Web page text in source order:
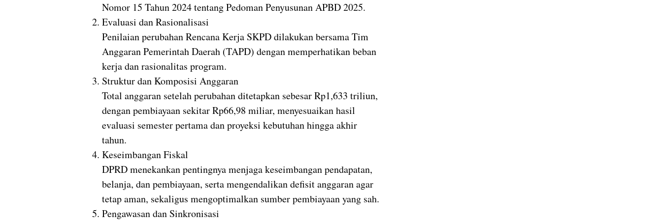
Nomor 15 Tahun 2024tentang Pedoman Penyusunan APBD 2025.
Evaluasi dan Rasionalisasi
Penilaian perubahan Rencana Kerja SKPD dilakukan bersamaTim
Anggaran Pemerintah Daerah (TAPD) dengan memperhatikan beban
kerja dan rasionalitas program.
Struktur dan Komposisi Anggaran
Total anggaran setelah perubahan ditetapkan sebesarRp1,633 triliun,
dengan pembiayaan sekitarRp66,98 miliar, menyesuaikan hasil
evaluasi semester pertama dan proyeksi kebutuhan hingga akhir
tahun.
Keseimbangan Fiskal
DPRD menekankan pentingnya menjaga keseimbangan pendapatan,
belanja, dan pembiayaan, serta mengendalikan defisit anggaran agar
tetap aman, sekaligus mengoptimalkan sumber pembiayaan yang sah.
Pengawasan dan Sinkronisasi